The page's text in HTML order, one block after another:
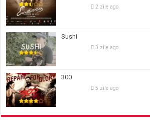
2 zile ago
Sushi
3 zile ago
300
5 zile ago